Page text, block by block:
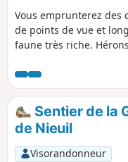
Vous emprunterez des
de points de vue et
faune très riche.
Laudonnie, après le
passerez le "Clos du
conduisait son animal
bœufs pour un repos
de marche.
Sentier de la
de Nieuil
Visorandonneur